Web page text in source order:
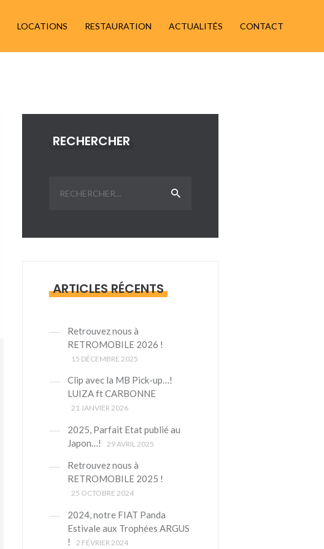
LOCATIONS RESTAURATION ACTUALITÉS CONTACT
RECHERCHER
ARTICLES RÉCENTS
Retrouvez nous à
RETROMOBILE 2026 !
15 DÉCEMBRE 2025
Clip avec la MB Pick-up…!
LUIZA ft CARBONNE
21 JANVIER 2026
2025, Parfait Etat publié au
Japon…!
29 AVRIL 2025
Retrouvez nous à
RETROMOBILE 2025 !
25 OCTOBRE 2024
2024, notre FIAT Panda
Estivale aux Trophées ARGUS
!
2 FÉVRIER 2024